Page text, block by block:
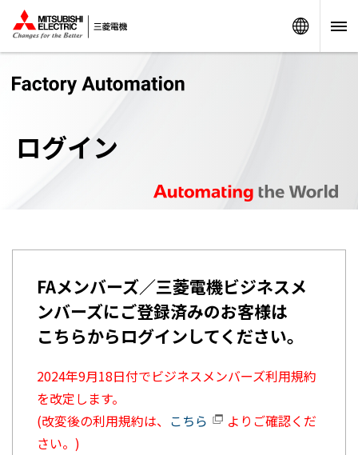
ログイン
FAメンバーズ／三菱電機ビジネスメ
ンバーズにご登録済みのお客様は
こちらからログインしてください。
2024年9月18日付でビジネスメンバーズ利用規約
を改定します。
(改変後の利用規約は、 こちら
よりご確認くだ
さい。)